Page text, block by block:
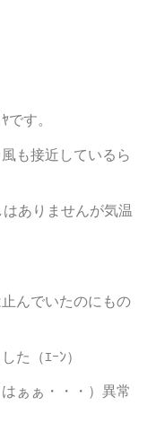
す。
も接近しているら
ありませんが気温
んでいたのにもの
た（ｴｰﾝ）
ぁぁ・・・）異常